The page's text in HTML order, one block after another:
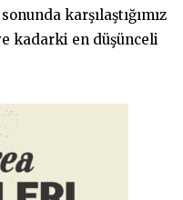
karşılaştığımız
kadarki en düşünceli